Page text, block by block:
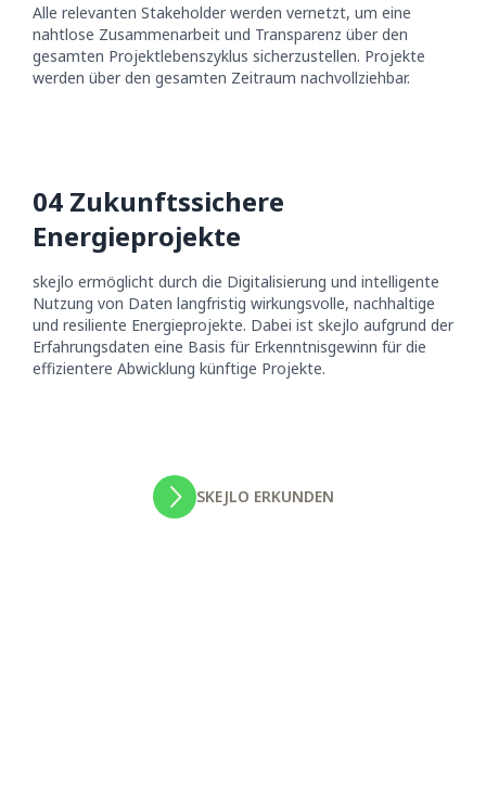
Alle relevanten Stakeholder werden vernetzt, um eine
nahtlose Zusammenarbeit und Transparenz über den
gesamten Projektlebenszyklus sicherzustellen. Projekte
werden über den gesamten Zeitraum nachvollziehbar.
04 Zukunftssichere
Energieprojekte
skejlo ermöglicht durch die Digitalisierung und intelligente
Nutzung von Daten langfristig wirkungsvolle, nachhaltige
und resiliente Energieprojekte. Dabei ist skejlo aufgrund der
Erfahrungsdaten eine Basis für Erkenntnisgewinn für die
effizientere Abwicklung künftige Projekte.
SKEJLO ERKUNDEN